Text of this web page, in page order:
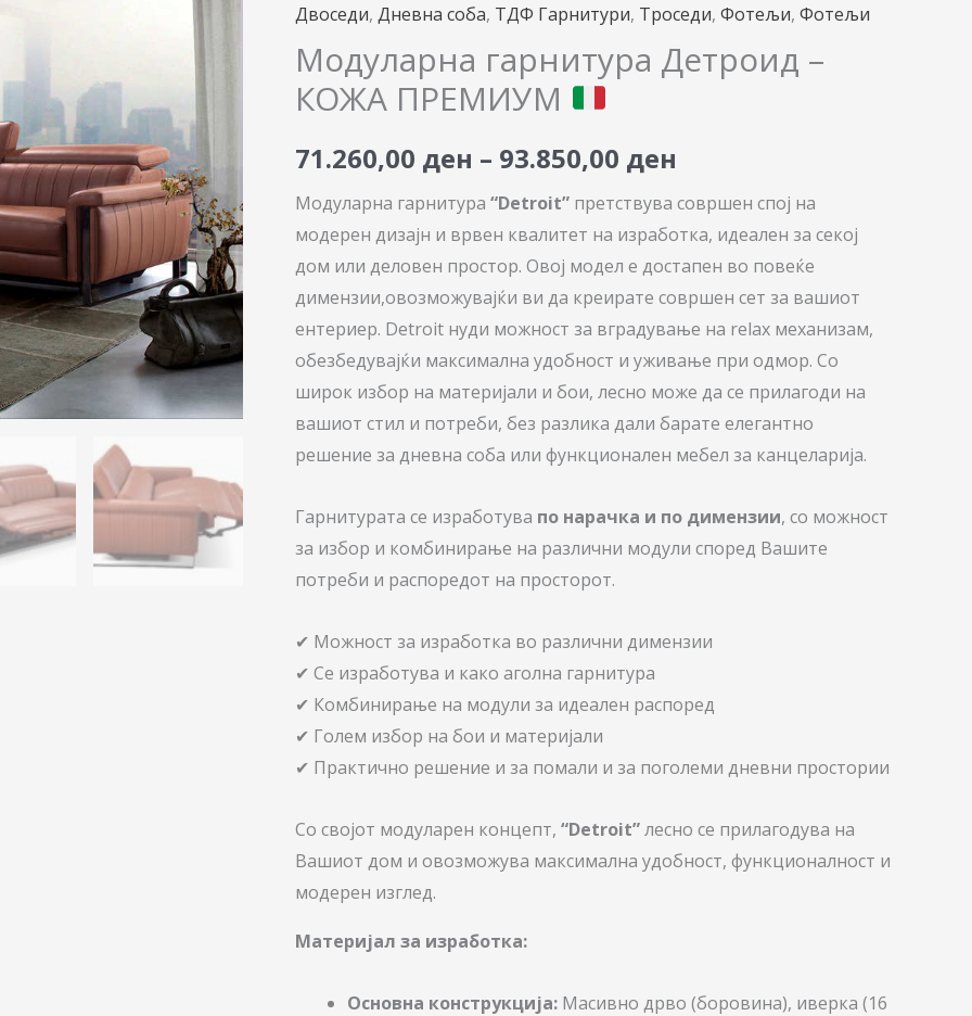
Двоседи, Дневна соба, ТДФ Гарнитури, Троседи, Фотељи, Фотељи
Модуларна гарнитура Детроид –
КОЖА ПРЕМИУМ
71.260,00 ден – 93.850,00 ден
71.260,00 ден
Модуларна гарнитура “Detroit” претствува совршен спој на
модерен дизајн и врвен квалитет на изработка, идеален за секој
дом или деловен простор. Овој модел е достапен во повеќе
димензии,овозможувајќи ви да креирате совршен сет за вашиот
ентериер. Detroit нуди можност за вградување на relax механизам,
обезбедувајќи максимална удобност и уживање при одмор. Со
широк избор на материјали и бои, лесно може да се прилагоди на
вашиот стил и потреби, без разлика дали барате елегантно
решение за дневна соба или функционален мебел за канцеларија.
Гарнитурата се изработува по нарачка и по димензии, со можност
за избор и комбинирање на различни модули според Вашите
потреби и распоредот на просторот.
✔ Можност за изработка во различни димензии
✔ Се изработува и како аголна гарнитура
✔ Комбинирање на модули за идеален распоред
✔ Голем избор на бои и материјали
✔ Практично решение и за помали и за поголеми дневни простории
Со својот модуларен концепт, “Detroit”лесно се прилагодува на
Вашиот дом и овозможува максимална удобност, функционалност и
модерен изглед.
Материјал за изработка:
Основна конструкција: Масивно дрво (боровина), иверка (16
Детроид
КОЖА
ПРЕМИУМ
количина